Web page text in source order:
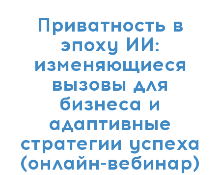
Приватность в
эпоху ИИ:
изменяющиеся
вызовы для
бизнеса и
адаптивные
стратегии успеха
(онлайн-вебинар)